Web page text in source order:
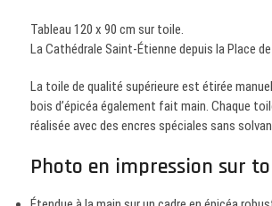
Tableau 120 x 90 cm sur toile.
La Cathédrale Saint-Étienne depuis la Place
La toile de qualité supérieure est étirée
bois d’épicéa également fait main. Chaque
réalisée avec des encres spéciales sans
Photo en impression sur